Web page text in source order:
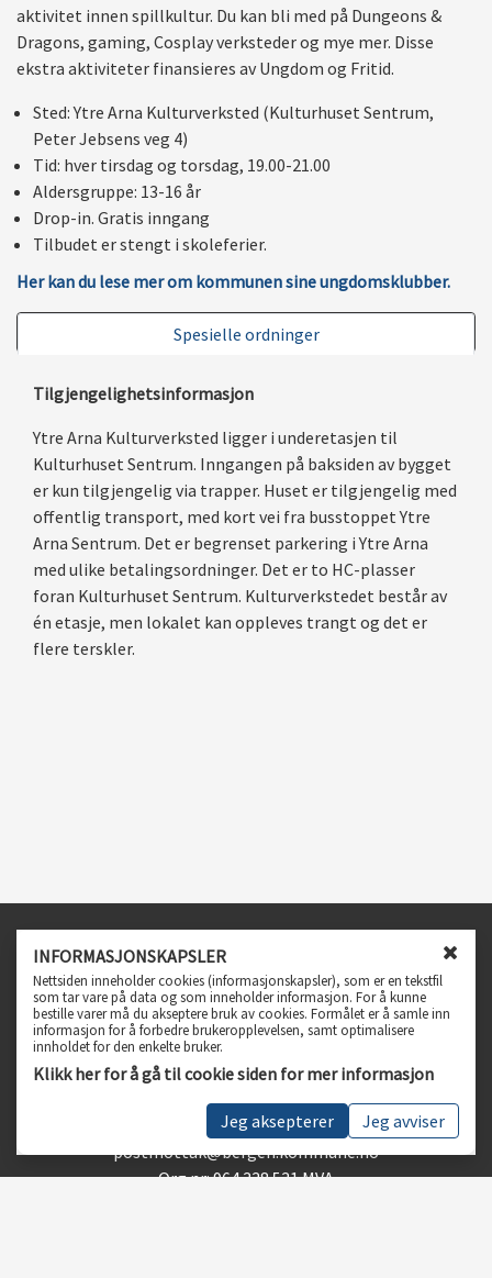
n
INFORMASJONSKAPSLER
Nettsiden inneholder cookies (informasjonskapsler), som er en tekstfil
som tar vare på data og som inneholder informasjon. For å kunne
bestille varer må du akseptere bruk av cookies. Formålet er å samle inn
informasjon for å forbedre brukeropplevelsen, samt optimalisere
innholdet for den enkelte bruker.
Klikk her for å gå til cookie siden for mer informasjon
Jeg aksepterer Jeg avviser
aktivitet innen spillkultur. Du kan bli med på Dungeons &
Dragons, gaming, Cosplay verksteder og mye mer. Disse
ekstra aktiviteter finansieres av Ungdom og Fritid.
Sted: Ytre Arna Kulturverksted (Kulturhuset Sentrum,
Peter Jebsens veg 4)
Tid: hver tirsdag og torsdag, 19.00-21.00
Aldersgruppe: 13-16 år
Drop-in. Gratis inngang
Tilbudet er stengt i skoleferier.
Her kan du lese mer om kommunen sine ungdomsklubber.
Spesielle ordninger
Tilgjengelighetsinformasjon
Ytre Arna Kulturverksted ligger i underetasjen til
Kulturhuset Sentrum. Inngangen på baksiden av bygget
er kun tilgjengelig via trapper. Huset er tilgjengelig med
offentlig transport, med kort vei fra busstoppet Ytre
Arna Sentrum. Det er begrenset parkering i Ytre Arna
med ulike betalingsordninger. Det er to HC-plasser
foran Kulturhuset Sentrum. Kulturverkstedet består av
én etasje, men lokalet kan oppleves trangt og det er
flere terskler.
Infosenter
Spørsmål og svar
Personvern, vilkår og betingelser
Tilgjengelighetserklæring
Kundeservice
Telefon 55 56 55 56
postmottak@bergen.kommune.no
Org.nr: 964 338 531 MVA